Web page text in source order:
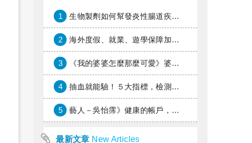
1 生物製劑如何幫發炎性腸道疾病患者抗潰瘍？治療進展與健保給付困境一次看
2 海外度假、就業、遊學保障加倍，富邦產險「一期逐夢」專案加碼遠距醫療與緊急救援
3 《我的婆婆怎麼那麼可愛》婆婆希望媳婦放棄領取已故兒子身故理賠金，可以這樣做嗎？
4 抽血就能驗！５大指標，檢測身體是否發炎
5 藝人－吳怡霈》健康的帳戶，年輕時別提光
最新文章 New Articles